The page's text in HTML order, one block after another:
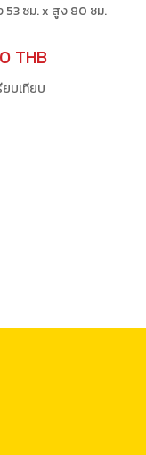
53 ซม. x สูง 80 ซม.
THB
ยบเทียบ